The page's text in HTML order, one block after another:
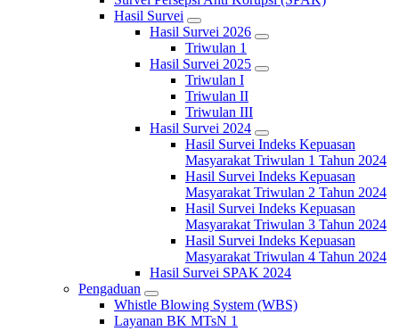
Hasil Survei
Hasil Survei 2026
Triwulan 1
Hasil Survei 2025
Triwulan I
Triwulan II
Triwulan III
Hasil Survei 2024
Hasil Survei Indeks Kepuasan
Masyarakat Triwulan 1 Tahun 2024
Hasil Survei Indeks Kepuasan
Masyarakat Triwulan 2 Tahun 2024
Hasil Survei Indeks Kepuasan
Masyarakat Triwulan 3 Tahun 2024
Hasil Survei Indeks Kepuasan
Masyarakat Triwulan 4 Tahun 2024
Hasil Survei SPAK 2024
Pengaduan
Whistle Blowing System (WBS)
Layanan BK MTsN 1